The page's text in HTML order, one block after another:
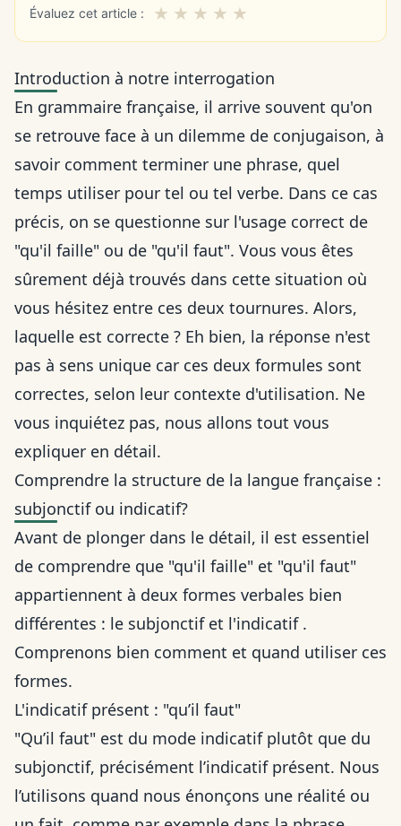
Évaluez cet article : ★ ★ ★ ★ ★
Introduction à notre interrogation
En grammaire française, il arrive souvent qu'on
se retrouve face à un dilemme de conjugaison, à
savoir comment terminer une phrase, quel
temps utiliser pour tel ou tel verbe. Dans ce cas
précis, on se questionne sur l'usage correct de
"qu'il faille" ou de "qu'il faut". Vous vous êtes
sûrement déjà trouvés dans cette situation où
vous hésitez entre ces deux tournures. Alors,
laquelle est correcte ? Eh bien, la réponse n'est
pas à sens unique car ces deux formules sont
correctes, selon leur contexte d'utilisation. Ne
vous inquiétez pas, nous allons tout vous
expliquer en détail.
Comprendre la structure de la langue française :
subjonctif ou indicatif?
Avant de plonger dans le détail, il est essentiel
de comprendre que "qu'il faille" et "qu'il faut"
appartiennent à deux formes verbales bien
différentes : le subjonctif et l'indicatif .
Comprenons bien comment et quand utiliser ces
formes.
L'indicatif présent : "qu’il faut"
"Qu’il faut" est du mode indicatif plutôt que du
subjonctif, précisément l’indicatif présent. Nous
l’utilisons quand nous énonçons une réalité ou